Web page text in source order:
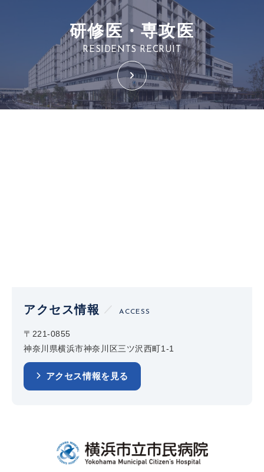
研修医・専攻医
RESIDENTS RECRUIT
アクセス情報 ACCESS
〒221-0855
神奈川県横浜市神奈川区三ツ沢西町1-1
アクセス情報を見る